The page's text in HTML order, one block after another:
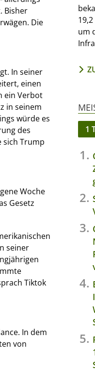
Bisher
Die
In seiner
einen
ein Verbot
in seinem
würde es
des
sich Trump
Woche
Gesetz
seiner
Tiktok
In dem
von
um
1